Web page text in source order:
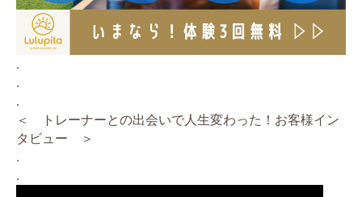
.
.
.
＜ トレーナーとの出会いで人生変わった！お客様イン
タビュー ＞
.
.